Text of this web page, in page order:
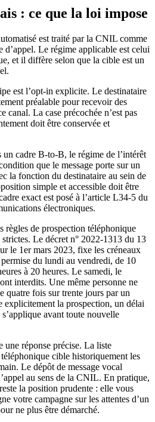
: ce que la loi impose
est traité par la CNIL comme
d’appel. Le régime applicable est celui
et il diffère selon que la cible est un
est l’opt-in explicite. Le destinataire
préalable pour recevoir des
canal. La case précochée n’est pas
doit être conservée et
un cadre B-to-B, le régime de l’intérêt
que le message porte sur un
la fonction du destinataire au sein de
simple et accessible doit être
exact est posé à l’article L34-5 du
électroniques.
règles de prospection téléphonique
Le décret n° 2022-1313 du 13
le 1er mars 2023, fixe les créneaux
du lundi au vendredi, de 10
à 20 heures. Le samedi, le
interdits. Une même personne ne
quatre fois sur trente jours par un
explicitement la prospection, un délai
avant toute nouvelle
réponse précise. La liste
cible historiquement les
Le dépôt de message vocal
au sens de la CNIL. En pratique,
la position prudente : elle vous
votre campagne sur les attentes d’un
ne plus être démarché.